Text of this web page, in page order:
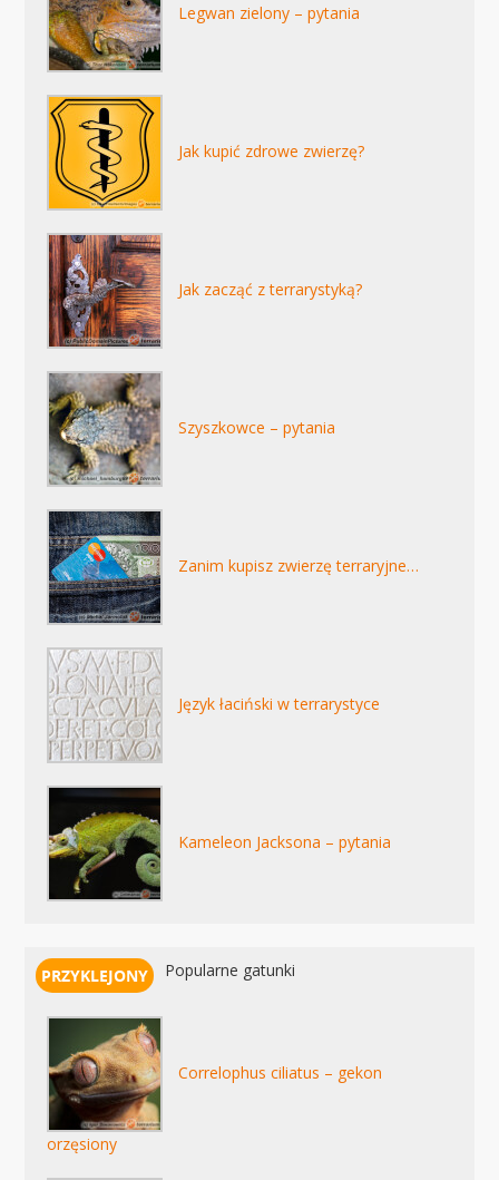
Legwan zielony – pytania
Jak kupić zdrowe zwierzę?
Jak zacząć z terrarystyką?
Szyszkowce – pytania
Zanim kupisz zwierzę terraryjne…
Język łaciński w terrarystyce
Kameleon Jacksona – pytania
Popularne gatunki
Correlophus ciliatus – gekon
orzęsiony